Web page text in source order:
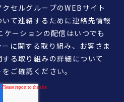
セルグループのWEBサイト
て連絡するために連絡先情報
ーションの配信はいつでも
に関する取り組み、お客さま
る取り組みの詳細について
をご確認ください。